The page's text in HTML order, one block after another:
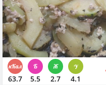
63.7 5.5 2.7 4.1